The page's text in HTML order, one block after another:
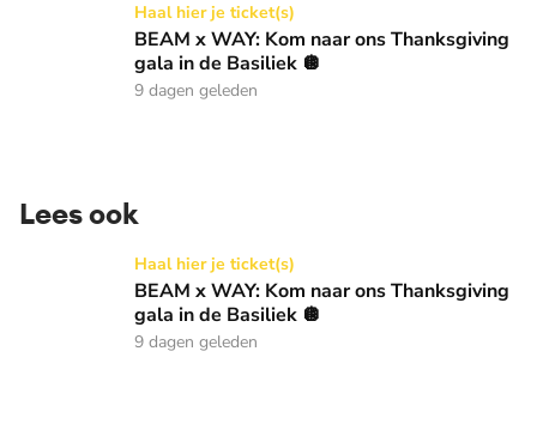
BEAM x WAY: Kom naar ons Thanksgiving gala in de
Haal hier je ticket(s)
BEAM x WAY: Kom naar ons Thanksgiving
gala in de Basiliek 🪩
9 dagen geleden
Lees ook
BEAM x WAY: Kom naar ons Thanksgiving gala in de
Haal hier je ticket(s)
BEAM x WAY: Kom naar ons Thanksgiving
gala in de Basiliek 🪩
9 dagen geleden